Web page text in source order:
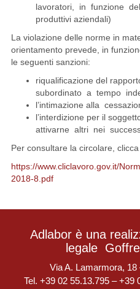
lavoratori, in funzione
produttivi aziendali)
La violazione delle norme in
orientamento prevede, in
le seguenti sanzioni:
riqualificazione del
subordinato a tempo
l’intimazione alla
l’interdizione per il
attivarne altri nei
Per consultare la circolare,
https://www.cliclavoro.gov.it/
2018-8.pdf
Adlabor è una
legale
Via A. Lamarmora,
Tel. +39 02 55.13.795 – +39